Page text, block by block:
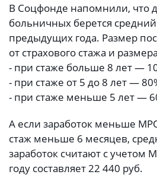
В Соцфонде напомнили, что
больничных берется средний
предыдущих года. Размер
от страхового стажа и
- при стаже больше 8 лет —
- при стаже от 5 до 8 лет —
- при стаже меньше 5 лет —
А если заработок меньше
стаж меньше 6 месяцев,
заработок считают с учетом
году составляет 22 440 руб.